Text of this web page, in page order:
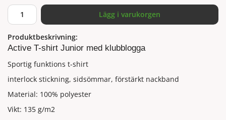
Lägg i varukorgen
Produktbeskrivning:
Active T-shirt Junior med klubblogga
Sportig funktions t-shirt
interlock stickning, sidsömmar, förstärkt nackband
Material: 100% polyester
Vikt: 135 g/m2